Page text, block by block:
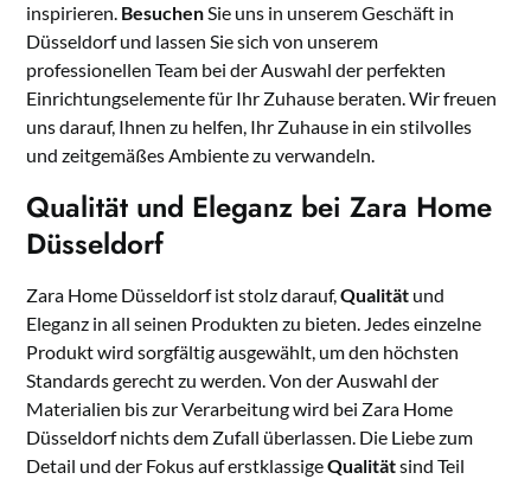
inspirieren. BesuchenSie uns in unserem Geschäft in
Düsseldorf und lassen Sie sich von unserem
professionellen Team bei der Auswahl der perfekten
Einrichtungselemente für Ihr Zuhause beraten. Wir freuen
uns darauf, Ihnen zu helfen, Ihr Zuhause in ein stilvolles
und zeitgemäßes Ambiente zu verwandeln.
Qualität und Eleganz bei Zara Home
Düsseldorf
Zara Home Düsseldorf ist stolz darauf,Qualität und
Eleganz in all seinen Produkten zu bieten. Jedes einzelne
Produkt wird sorgfältig ausgewählt, um den höchsten
Standards gerecht zu werden. Von der Auswahl der
Materialien bis zur Verarbeitung wird bei Zara Home
Düsseldorf nichts dem Zufall überlassen. Die Liebe zum
Detail und der Fokus auf erstklassigeQualitätsind Teil